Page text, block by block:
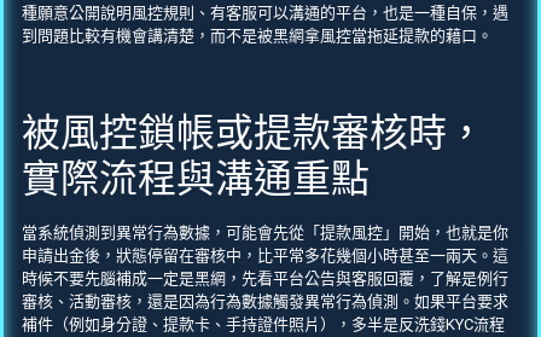
種願意公開說明風控規則、有客服可以溝通的平台，也是一種自保，遇
到問題比較有機會講清楚，而不是被黑網拿風控當拖延提款的藉口。
被風控鎖帳或提款審核時，
實際流程與溝通重點
當系統偵測到異常行為數據，可能會先從「提款風控」開始，也就是你
申請出金後，狀態停留在審核中，比平常多花幾個小時甚至一兩天。這
時候不要先腦補成一定是黑網，先看平台公告與客服回覆，了解是例行
審核、活動審核，還是因為行為數據觸發異常行為偵測。如果平台要求
補件（例如身分證、提款卡、手持證件照片），多半是反洗錢KYC流程